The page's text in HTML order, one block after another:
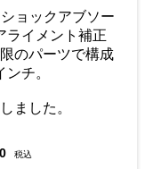
ョックアブソー
ライメント補正
のパーツで構成
チ。
ました。
税込